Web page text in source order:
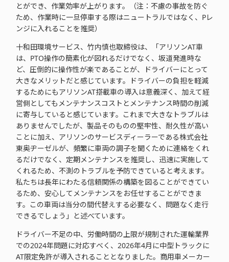
とができ、作業効率が上がります。（注：不慮の事故を防ぐ
ため、作業時に一旦停車する際はニュートラルではなく、Pレ
ンジに入れることを推奨）
十和田環境サービス、竹内慎也取締役は、「アリソンAT車
は、PTO操作の簡素化が図れるだけでなく、坂道発進時な
ど、圧倒的に操作性が楽であることが、ドライバーにとって
大きなメリットだと感じています。ドライバーの負担を軽減
するためにもアリソンAT搭載車の導入は意義深く、加えて経
営側としてもメンテナンスコストとメンテナンス時間の削減
に寄与していると感じています。これまで大きなトラブルは
ありませんでしたが、製品そのものの堅牢性、耐久性が高い
ことに加え、アリソンのサービスディーラーである株式会社
東奥ヂーゼルが、頻繁に車両の調子を聞くために連絡をくれ
るだけでなく、定期メンテナンスを推奨し、迅速に実施して
くれるため、不測のトラブルを予防できていると考えます。
私たちは長年にわたる信頼関係の構築を図ることができてい
るため、安心してメンテナンスをお任せすることができま
す。この車両は当分の間代替えする必要なく、問題なく走行
できるでしょう」と述べています。
ドライバー不足の中、労働時間の上限が規制された運輸業界
での2024年問題に対応すべく、2026年4月に中型トラックに
AT限定免許が導入されることとなりました。商用車メーカー